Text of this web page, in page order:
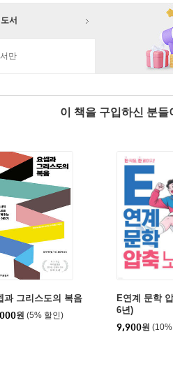
서
만
이 책을 구입하신 분
과 그리스도의 복음
원 (5% 할인)
E연계 문학
6년)
9,900원